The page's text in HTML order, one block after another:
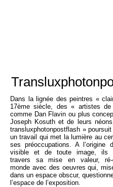
Dans la lignée des peintres «
17ème siècle, des « artistes
comme Dan Flavin ou plus
Joseph Kosuth et de leurs
transluxphotonpostflash »
un travail qui met la lumière au
ses préoccupations. A l’origine
visible et de toute image, ils
travers sa mise en valeur, ré-
monde avec des oeuvres qui,
dans un espace obscur,
l’espace de l’exposition.